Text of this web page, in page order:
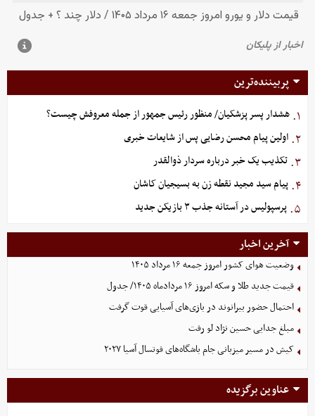
پربیننده‌ترین
۱. هشدار پسر پزشکیان/ منظور رئیس جمهور از جمله معروفش چیست؟
۲. اولین پیام محسن رضایی پس از شایعات خبری
۳. تکذیب یک خبر درباره سردار ذوالقدر
۴. پیام سید مجید نقطه زن به بسیجیان کاشان
۵. پرسپولیس در آستانه جذب ۳ بازیکن جدید
آخرین اخبار
وضعیت هوای کشور امروز جمعه ۱۶ مرداد ۱۴۰۵
قیمت جدید طلا و سکه امروز ۱۶ مردادماه ۱۴۰۵/ جدول
احتمال حضور بیرانوند در بازی‌های آسیایی قوت گرفت
مبلغ جدایی حسین نژاد لو رفت
کیش در مسیر میزبانی جام باشگاه‌های فوتسال آسیا ۲۰۲۷
عناوین برگزیده